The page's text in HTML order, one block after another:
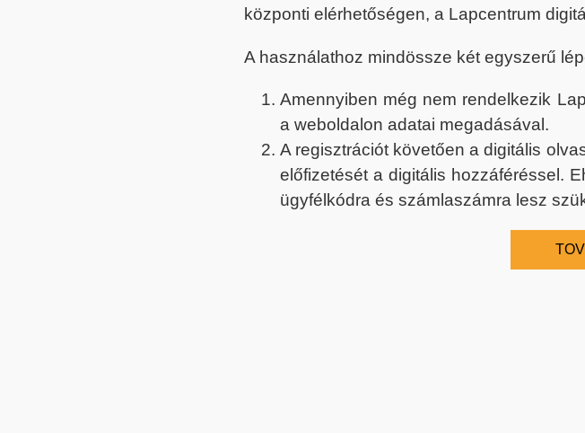
központi elérhetőségen, a Lapcentrum
A használathoz mindössze két egyszerű
Amennyiben még nem rendelkezik
a weboldalon adatai megadásával.
A regisztrációt követően a digitális
előfizetését a digitális hozzáféréssel.
ügyfélkódra és számlaszámra lesz